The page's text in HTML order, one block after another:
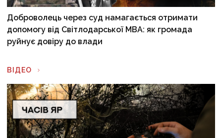
Доброволець через суд намагається отримати
допомогу від Світлодарської МВА: як громада
руйнує довіру до влади
ВІДЕО